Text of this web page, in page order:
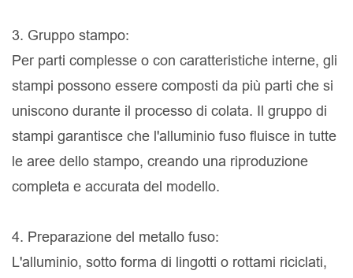
3. Gruppo stampo:
Per parti complesse o con caratteristiche interne, gli
stampi possono essere composti da più parti che si
uniscono durante il processo di colata. Il gruppo di
stampi garantisce che l'alluminio fuso fluisce in tutte
le aree dello stampo, creando una riproduzione
completa e accurata del modello.
4. Preparazione del metallo fuso:
L'alluminio, sotto forma di lingotti o rottami riciclati,